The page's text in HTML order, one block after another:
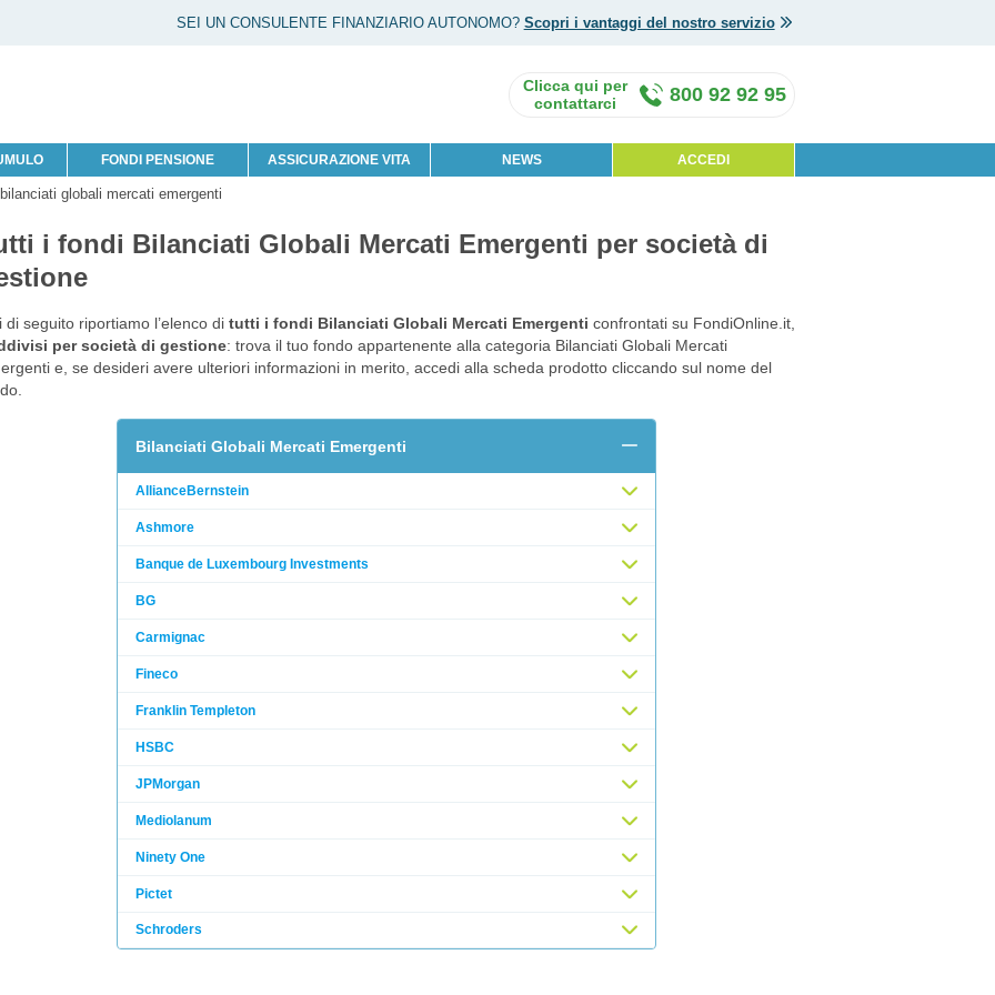
SEI UN CONSULENTE FINANZIARIO AUTONOMO? Scopri i vantaggi del nostro servizio
FONDI PENSIONE ASSICURAZIONE VITA NEWS ACCEDI
800 92 92 95
globali mercati emergenti
i fondi Bilanciati Globali Mercati Emergenti per società di
di seguito riportiamo l’elenco di tutti i fondi Bilanciati Globali Mercati Emergenti confrontati su FondiOnline.it,
per società di gestione: trova il tuo fondo appartenente alla categoria Bilanciati Globali Mercati
e, se desideri avere ulteriori informazioni in merito, accedi alla scheda prodotto cliccando sul nome del
Bilanciati Globali Mercati Emergenti
AllianceBernstein
Ashmore
Banque de Luxembourg Investments
BG
Carmignac
Fineco
Franklin Templeton
HSBC
JPMorgan
Mediolanum
Ninety One
Pictet
Schroders